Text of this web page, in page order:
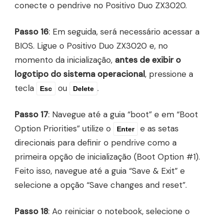
conecte o pendrive no Positivo Duo ZX3020.
Passo 16: Em seguida, será necessário acessar a
BIOS. Ligue o Positivo Duo ZX3020 e, no
momento da inicialização, antes de exibir o
logotipo do sistema operacional, pressione a
tecla
Esc ou Delete .
Passo 17: Navegue até a guia “boot” e em “Boot
Option Priorities” utilize o
Enter
e as setas
direcionais para definir o pendrive como a
primeira opção de inicialização (Boot Option #1).
Feito isso, navegue até a guia “Save & Exit” e
selecione a opção “Save changes and reset”.
Passo 18: Ao reiniciar o notebook, selecione o